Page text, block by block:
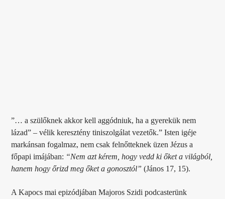
”… a szülőknek akkor kell aggódniuk, ha a gyerekük nem
lázad” – vélik keresztény tiniszolgálat vezetők.” Isten igéje
markánsan fogalmaz, nem csak felnőtteknek üzen Jézus a
főpapi imájában: “Nem azt kérem, hogy vedd ki őket a világból,
hanem hogy őrizd meg őket a gonosztól” (János 17, 15).
A Kapocs mai epizódjában Majoros Szidi podcasterünk